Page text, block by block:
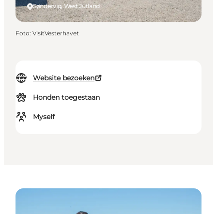
Website bezoeken
Honden toegestaan
Myself
Søndervig, West Jutland
Foto: VisitVesterhavet